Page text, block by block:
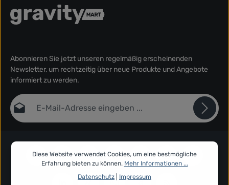
Abonnieren Sie jetzt unseren regelmäßig erscheinenden
Newsletter, um rechtzeitig über neue Produkte und Angebote
informiert zu werden.
E-Mail-Adresse*
genommen und die AGBgelesen und bin mit ihnen
einverstanden. *
Die mit einem Stern (*) markierten Felder sind Pflichtfelder.
Diese Website verwendet Cookies, um eine bestmögliche
Erfahrung bieten zu können. Mehr Informationen ...
Datenschutz
Impressum